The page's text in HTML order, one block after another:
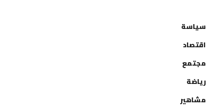
سياسة
اقتصاد
مجتمع
رياضة
مشاهير